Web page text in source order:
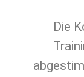
Die